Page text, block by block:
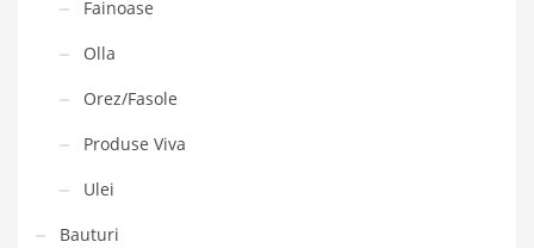
Fainoase
Olla
Orez/Fasole
Produse Viva
Ulei
Bauturi